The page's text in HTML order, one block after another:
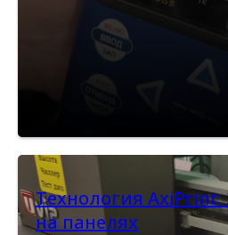
Технология AxiPrint:
на панелях